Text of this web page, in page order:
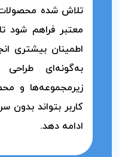
تلاش شده محصولات
معتبر فراهم شود
اطمینان بیشتری
به‌گونه‌ای
زیرمجموعه‌ها و
کاربر بتواند بدون
ادامه دهد.